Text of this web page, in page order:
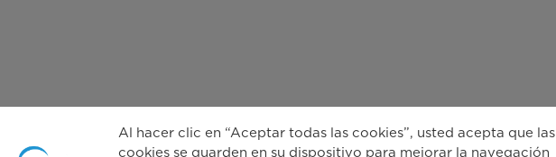
Al hacer clic en “Aceptar todas las cookies”, usted acepta que las
cookies se guarden en su dispositivo para mejorar la navegación